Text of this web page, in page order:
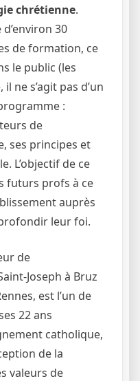
chrétienne.
30
de formation, ce
le public (les
ne s’agit pas d’un
:
de
ses principes et
L’objectif de ce
futurs profs à ce
auprès
leur foi.
de
Joseph à Bruz
est l’un de
22 ans
catholique,
de la
valeurs de